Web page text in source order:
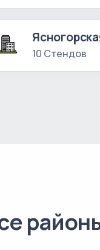
10 Стендов